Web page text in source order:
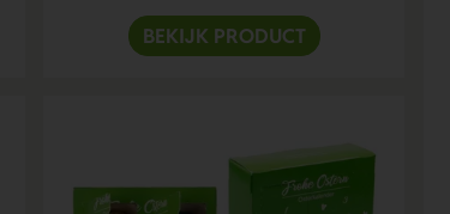
BEKIJK PRODUCT